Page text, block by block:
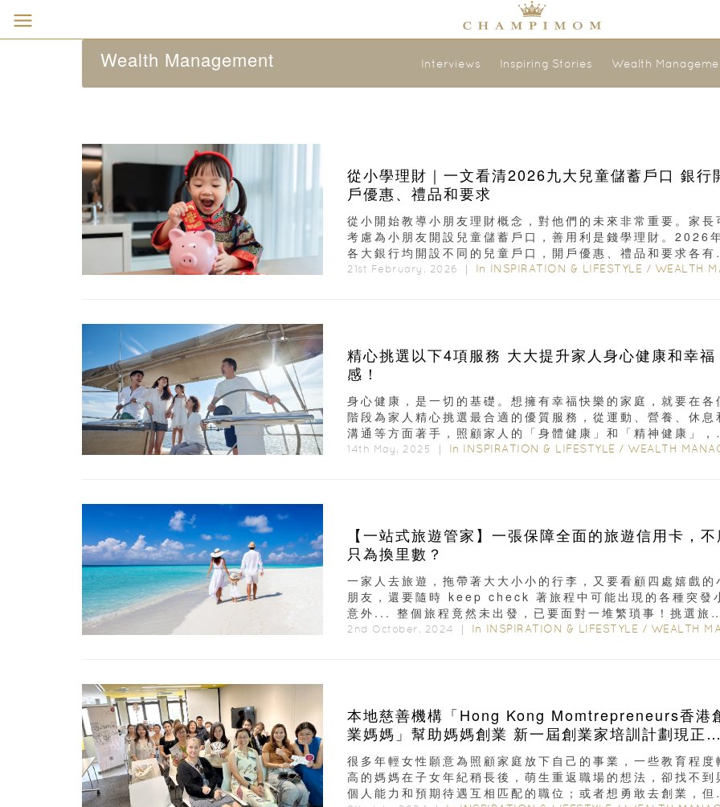
Wealth Management Interviews Inspiring Stories Wealth
從小學理財｜一文看清2026九大兒童儲蓄戶口 銀行
戶優惠、禮品和要求
從小開始教導小朋友理財概念，對他們的未來非常重要。家長
考慮為小朋友開設兒童儲蓄戶口，善用利是錢學理財。2026
各大銀行均開設不同的兒童戶口，開戶優惠、禮品和要求各有
同...
21st February, 2026 ｜ In INSPIRATION & LIFESTYLE / WEALTH
精心挑選以下4項服務 大大提升家人身心健康和幸福
感！
身心健康，是一切的基礎。想擁有幸福快樂的家庭，就要在各
階段為家人精心挑選最合適的優質服務，從運動、營養、休息
溝通等方面著手，照顧家人的「身體健康」和「精神健康」，
幸福感大大提升。1....
14th May, 2025 ｜ In INSPIRATION & LIFESTYLE / WEALTH
【一站式旅遊管家】一張保障全面的旅遊信用卡，不
只為換里數？
一家人去旅遊，拖帶著大大小小的行李，又要看顧四處嬉戲的
朋友，還要隨時 keep check 著旅程中可能出現的各種突發
意外... 整個旅程竟然未出發，已要面對一堆繁瑣事！挑選旅
用的信用卡...
2nd October, 2024 ｜ In INSPIRATION & LIFESTYLE / WEALTH MANAGEMENT
本地慈善機構「Hong Kong Momtrepreneurs香港
業媽媽」幫助媽媽創業 新一屆創業家培訓計劃現正招
募學員
很多年輕女性願意為照顧家庭放下自己的事業，一些教育程度
高的媽媽在子女年紀稍長後，萌生重返職場的想法，卻找不到
個人能力和預期待遇互相匹配的職位；或者想勇敢去創業，但